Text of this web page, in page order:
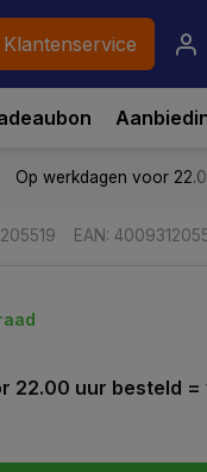
Klantenservice
Op werkdagen voor
EAN:
22.00 uur besteld =